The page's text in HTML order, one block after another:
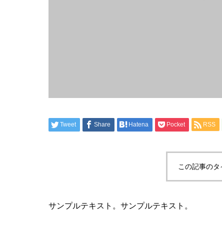
Tweet Share Hatena Pocket RSS
この記事の
サンプルテキスト。サンプルテキスト。